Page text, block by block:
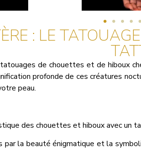
: LE
de chouettes et de hiboux
profonde de ces créatures
peau.
des chouettes et hiboux avec un
par la beauté énigmatique et la